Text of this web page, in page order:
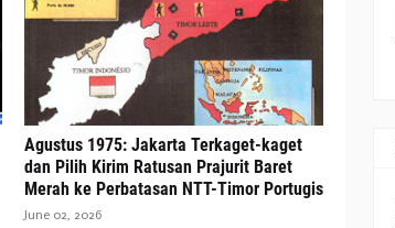
Agustus 1975: Jakarta Terkaget-kaget
dan Pilih Kirim Ratusan Prajurit Baret
Merah ke Perbatasan NTT-Timor Portugis
June 02, 2026